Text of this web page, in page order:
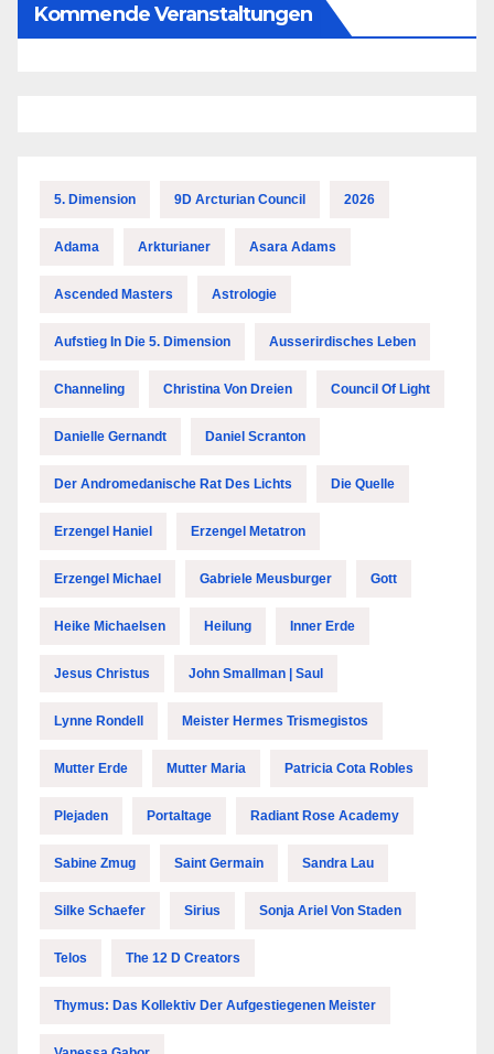
Kommende Veranstaltungen
5. Dimension 9D Arcturian Council 2026
Adama Arkturianer Asara Adams
Ascended Masters Astrologie
Aufstieg In Die 5. Dimension Ausserirdisches Leben
Channeling Christina Von Dreien Council Of Light
Danielle Gernandt Daniel Scranton
Der Andromedanische Rat Des Lichts Die Quelle
Erzengel Haniel Erzengel Metatron
Erzengel Michael Gabriele Meusburger Gott
Heike Michaelsen Heilung Inner Erde
Jesus Christus John Smallman | Saul
Lynne Rondell Meister Hermes Trismegistos
Mutter Erde Mutter Maria Patricia Cota Robles
Plejaden Portaltage Radiant Rose Academy
Sabine Zmug Saint Germain Sandra Lau
Silke Schaefer Sirius Sonja Ariel Von Staden
Telos The 12 D Creators
Thymus: Das Kollektiv Der Aufgestiegenen Meister